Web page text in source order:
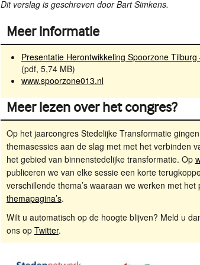
Dit verslag is geschreven door Bart Simkens.
Meer informatie
Presentatie Herontwikkeling Spoorzone
(pdf, 5,74 MB)
www.spoorzone013.nl
Meer lezen over het congres?
Op het jaarcongres Stedelijke Transformatie
themasessies aan de slag met met het verbinden
het gebied van binnenstedelijke transformatie. Op
publiceren we van elke sessie een korte
verschillende thema’s waaraan we werken met
themapagina’s.
Wilt u automatisch op de hoogte blijven? Meld u
ons op Twitter.